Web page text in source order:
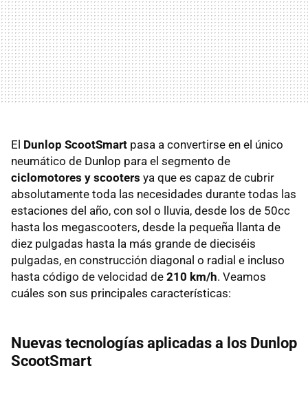
El Dunlop ScootSmart pasa a convertirse en el único
neumático de Dunlop para el segmento de
ciclomotores y scooters ya que es capaz de cubrir
absolutamente toda las necesidades durante todas las
estaciones del año, con sol o lluvia, desde los de 50cc
hasta los megascooters, desde la pequeña llanta de
diez pulgadas hasta la más grande de dieciséis
pulgadas, en construcción diagonal o radial e incluso
hasta código de velocidad de 210 km/h. Veamos
cuáles son sus principales características:
Nuevas tecnologías aplicadas a los Dunlop
ScootSmart